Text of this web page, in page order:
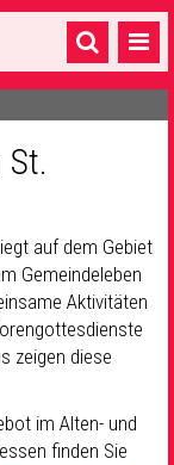
auf dem Gebiet
Gemeindeleben
Aktivitäten
zeigen diese
im Alten- und
finden Sie